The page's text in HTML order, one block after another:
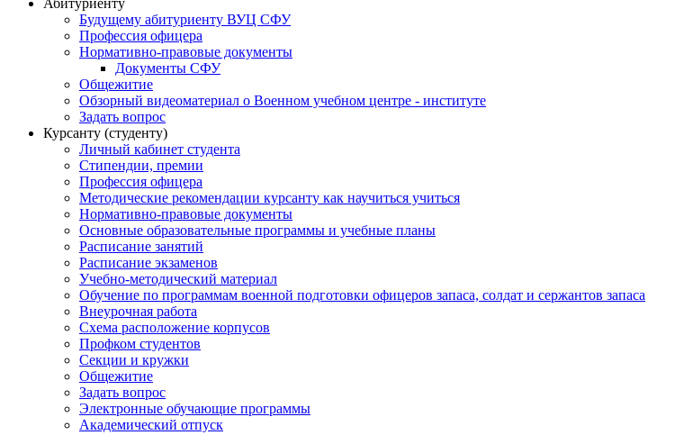
Абитуриенту
Будущему абитуриенту ВУЦ СФУ
Профессия офицера
Нормативно-правовые документы
Документы СФУ
Общежитие
Обзорный видеоматериал о Военном учебном центре - институте
Задать вопрос
Курсанту (студенту)
Личный кабинет студента
Стипендии, премии
Профессия офицера
Методические рекомендации курсанту как научиться учиться
Нормативно-правовые документы
Основные образовательные программы и учебные планы
Расписание занятий
Расписание экзаменов
Учебно-методический материал
Обучение по программам военной подготовки офицеров запаса, солдат и сержантов запаса
Внеурочная работа
Схема расположение корпусов
Профком студентов
Секции и кружки
Общежитие
Задать вопрос
Электронные обучающие программы
Академический отпуск